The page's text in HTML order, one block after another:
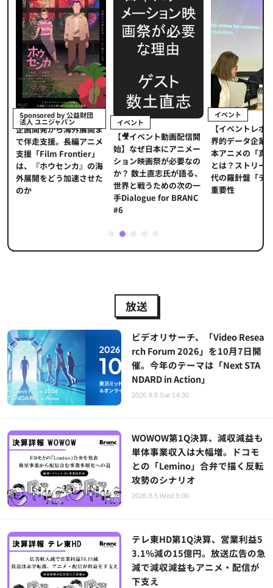
Sponsored by 公益財団
法人 ユニジャパン
企画開発から海外展開ま
で伴走支援。長編アニメ
支援「Film Frontier」
は、『ホウセンカ』の海
外展開をどう加速させた
のか
イベント
【🎥イベント動画配信開
始】なぜ日本にアニメー
ション映画祭が必要なの
か？ 数土直志氏が語る、
世界と戦うための次の一
手Dialogue for BRANC
#6
イベント
【イベントレポ
界的データ企業
本アニメの「真
とは？ストリー
代の羅針盤「デ
重要性
2
放送
ビデオリサーチ、「Video Resea
rch Forum 2026」を10月7日開
催。今年のテーマは「Next STA
NDARD in Action」
2026.8.8 Sat 14:30
WOWOW第1Q決算、減収減益も
単体事業収入は大幅増。ドコモ
との「Lemino」合弁で描く反転
攻勢のシナリオ
2026.8.5 Wed 9:00
テレ東HD第1Q決算、営業利益5
3.1%減の15億円。放送広告の急
減で減収減益もアニメ・配信が
下支え